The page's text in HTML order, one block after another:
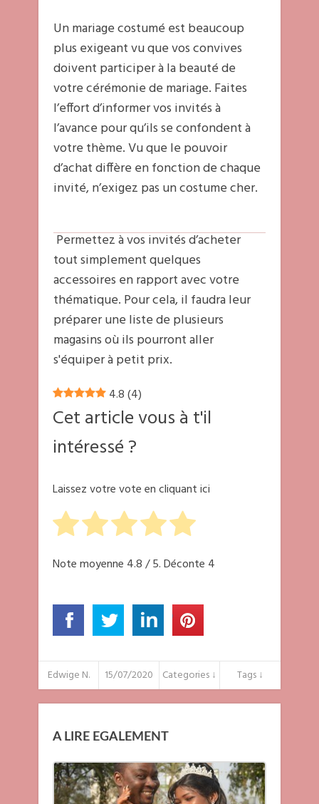
Un mariage costumé est beaucoup
plus exigeant vu que vos convives
doivent participer à la beauté de
votre cérémonie de mariage. Faites
l’effort d’informer vos invités à
l’avance pour qu’ils se confondent à
votre thème. Vu que le pouvoir
d’achat diffère en fonction de chaque
invité, n’exigez pas un costume cher.
Permettez à vos invités d’acheter
tout simplement quelques
accessoires en rapport avec votre
thématique. Pour cela, il faudra leur
préparer une liste de plusieurs
magasins où ils pourront aller
s'équiper à petit prix.
4.8(4)
Cet article vous à t'il
intéressé ?
Laissez votre vote en cliquant ici
Note moyenne 4.8/ 5. Déconte 4
Edwige N. 15/07/2020 Categories ↓ Tags ↓
A LIRE EGALEMENT